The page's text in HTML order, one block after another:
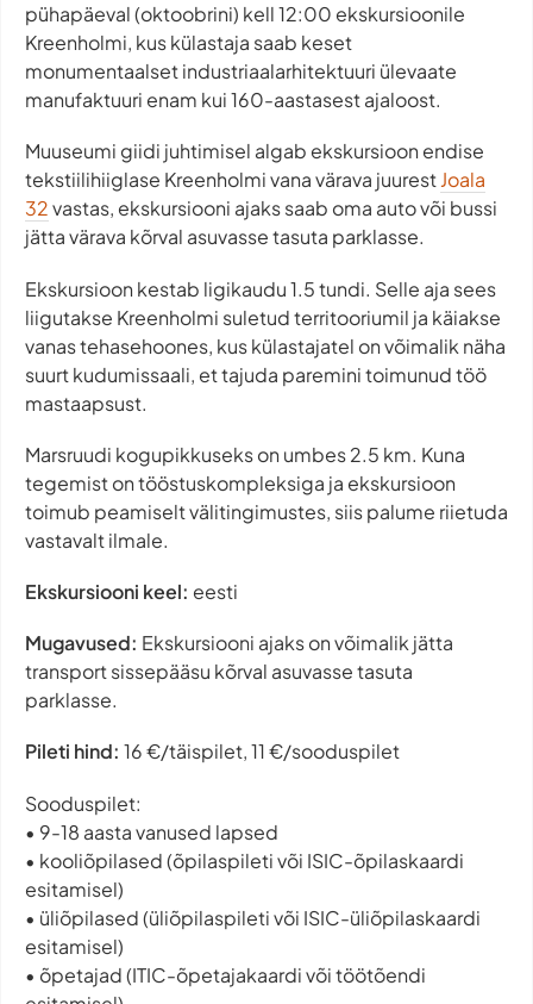
pühapäeval (oktoobrini) kell 12:00 ekskursioonile
Kreenholmi, kus külastaja saab keset
monumentaalset industriaalarhitektuuri ülevaate
manufaktuuri enam kui 160-aastasest ajaloost.
Muuseumi giidi juhtimisel algab ekskursioon endise
tekstiilihiiglase Kreenholmi vana värava juurestJoala
32vastas, ekskursiooni ajaks saab oma auto või bussi
jätta värava kõrval asuvasse tasuta parklasse.
Ekskursioon kestab ligikaudu 1.5 tundi. Selle aja sees
liigutakse Kreenholmi suletud territooriumil ja käiakse
vanas tehasehoones, kus külastajatel on võimalik näha
suurt kudumissaali, et tajuda paremini toimunud töö
mastaapsust.
Marsruudi kogupikkuseks on umbes 2.5 km. Kuna
tegemist on tööstuskompleksiga ja ekskursioon
toimub peamiselt välitingimustes, siis palume riietuda
vastavalt ilmale.
Ekskursiooni keel: eesti
Mugavused: Ekskursiooni ajaks on võimalik jätta
transport sissepääsu kõrval asuvasse tasuta
parklasse.
Pileti hind: 16 €/täispilet, 11 €/sooduspilet
Sooduspilet:
• 9-18 aasta vanused lapsed
• kooliõpilased (õpilaspileti või ISIC-õpilaskaardi
esitamisel)
• üliõpilased (üliõpilaspileti või ISIC-üliõpilaskaardi
esitamisel)
• õpetajad (ITIC-õpetajakaardi või töötõendi